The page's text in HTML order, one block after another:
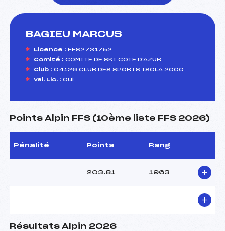
BAGIEU MARCUS
Licence : FFS2731752
Comité : COMITE DE SKI COTE D'AZUR
Club : 04126 CLUB DES SPORTS ISOLA 2000
Val. Lic. : Oui
Points Alpin FFS (10ème liste FFS 2026)
Pénalité Points Rang
203.81 1963
Résultats Alpin 2026